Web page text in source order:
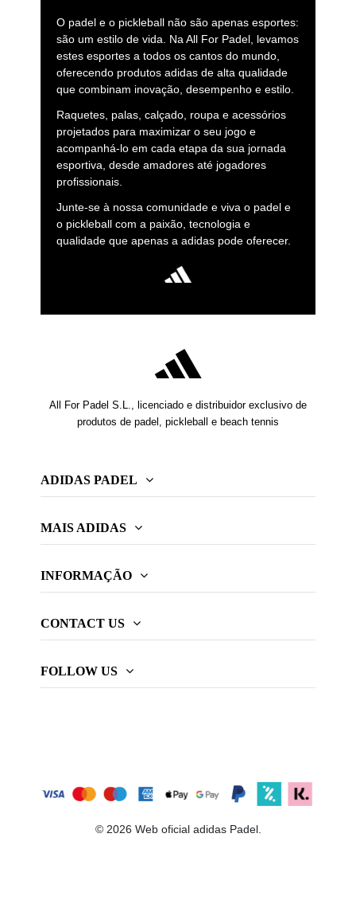
O padel e o pickleball não são apenas esportes:
são um estilo de vida. Na All For Padel, levamos
estes esportes a todos os cantos do mundo,
oferecendo produtos adidas de alta qualidade
que combinam inovação, desempenho e estilo.
Raquetes, palas, calçado, roupa e acessórios
projetados para maximizar o seu jogo e
acompanhá-lo em cada etapa da sua jornada
esportiva, desde amadores até jogadores
profissionais.
Junte-se à nossa comunidade e viva o padel e
o pickleball com a paixão, tecnologia e
qualidade que apenas a adidas pode oferecer.
All For Padel S.L., licenciado e distribuidor exclusivo de
produtos de padel, pickleball e beach tennis
ADIDAS PADEL
MAIS ADIDAS
INFORMAÇÃO
CONTACT US
FOLLOW US
© 2026 Web oficial adidas Padel.